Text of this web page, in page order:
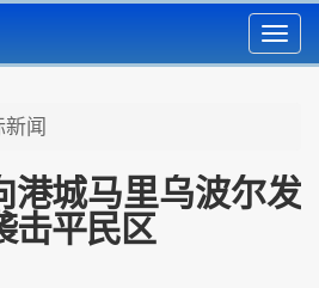
新闻
港城马里乌波尔发
击平民区